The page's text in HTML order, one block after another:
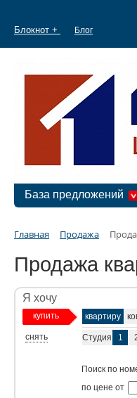
Блокнот + Блог
База предложений
Главная Продажа
Продажа
Я хочу
купить
снять
квартиру
Студия 1
Поиск по
по цене от